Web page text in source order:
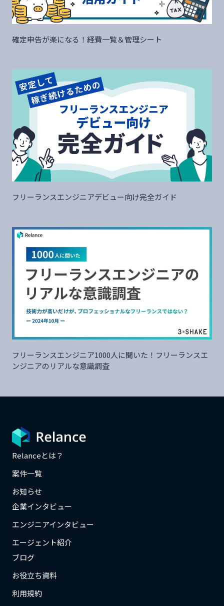
確定申告が楽になる！経費一覧＆管理シート
フリーランスエンジニアデビュー向け完全ガイド
フリーランスエンジニア1000人に聞いた！フリーランスエ
ンジニアのリアルな意識調査
Relanceとは？
案件一覧
お知らせ
企業インタビュー
エンジニアインタビュー
エージェント紹介
ブログ
お役立ち資料
利用規約